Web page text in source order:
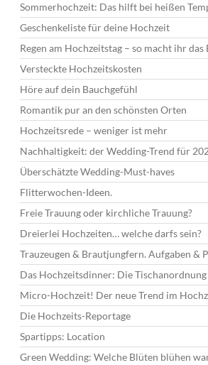
Sommerhochzeit: Das hilft bei heißen
Geschenkeliste für deine Hochzeit
Regen am Hochzeitstag – so macht ihr das
Versteckte Hochzeitskosten
Höre auf dein Bauchgefühl
Romantik pur an den schönsten Orten
Hochzeitsrede – weniger ist mehr
Nachhaltigkeit: der Wedding-Trend für
Überschätzte Wedding-Must-haves
Flitterwochen-Ideen.
Freie Trauung oder kirchliche Trauung?
Dreierlei Hochzeiten… welche darfs sein?
Trauzeugen & Brautjungfern. Aufgaben &
Das Hochzeitsdinner: Die Tischanordnung
Micro-Hochzeit! Der neue Trend im
Die Hochzeits-Reportage
Spartipps: Location
Green Wedding: Welche Blüten blühen